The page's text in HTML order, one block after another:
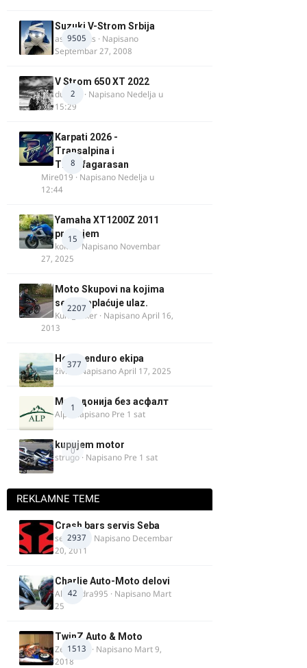
9505
Suzuki V-Strom Srbija
aspirinikus · Napisano
Septembar 27, 2008
2
V Strom 650 XT 2022
ducans · Napisano Nedelja u
15:29
8
Karpati 2026 -
Transalpina i
Transfagarasan
Mire019 · Napisano Nedelja u
12:44
15
Yamaha XT1200Z 2011
prodajem
kokot · Napisano Novembar
27, 2025
2207
Moto Skupovi na kojima
se ne naplaćuje ulaz.
Kum_Mixer · NapisanoApril 16,
2013
377
Heavy enduro ekipa
živke · NapisanoApril 17, 2025
1
Македонија без асфалт
Alp · Napisano Pre 1 sat
0
kupujem motor
strugo · Napisano Pre 1 sat
REKLAMNE TEME
2937
Crash bars servis Seba
seba011 · Napisano Decembar
20, 2011
42
Charlie Auto-Moto delovi
Alexandra995 · Napisano Mart
25
1513
TwinZ Auto & Moto
Zeljkamp · Napisano Mart 9,
2018